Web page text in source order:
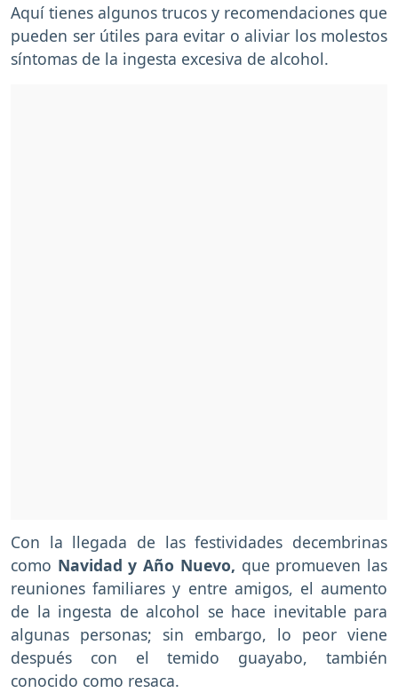
Aquí tienes algunos trucos y recomendaciones que
pueden ser útiles para evitar o aliviar los molestos
síntomas de la ingesta excesiva de alcohol.
Con la llegada de las festividades decembrinas
como Navidad y Año Nuevo, que promueven las
reuniones familiares y entre amigos, el aumento
de la ingesta de alcohol se hace inevitable para
algunas personas; sin embargo, lo peor viene
después con el temido guayabo, también
conocido como resaca.